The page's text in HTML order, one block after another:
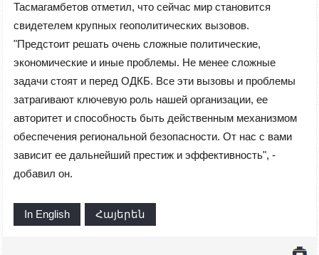
Тасмагамбетов отметил, что сейчас мир становится
свидетелем крупных геополитических вызовов.
"Предстоит решать очень сложные политические,
экономические и иные проблемы. Не менее сложные
задачи стоят и перед ОДКБ. Все эти вызовы и проблемы
затрагивают ключевую роль нашей организации, ее
авторитет и способность быть действенным механизмом
обеспечения региональной безопасности. От нас с вами
зависит ее дальнейший престиж и эффективность", -
добавил он.
In English Հայերեն